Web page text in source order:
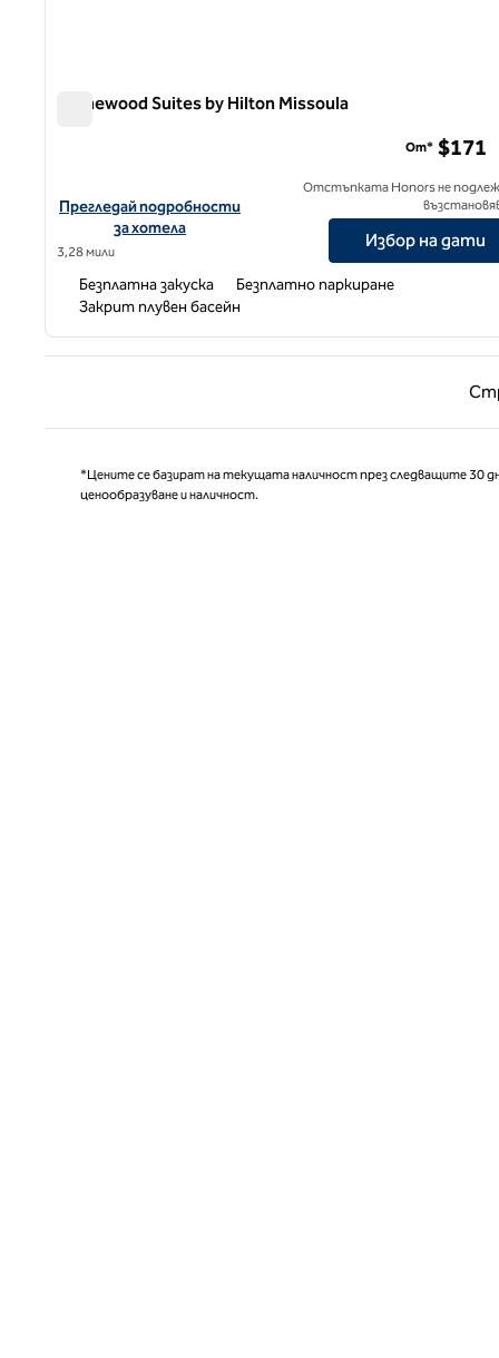
Homewood Suites by Hilton Missoula
Вижте подробности за хотела за Homewood Suites by Hilton
Прегледай подробности
за хотела
3,28 мили
От* $171
Отстъпката Honors не
Избор на дати
Безплатна закуска
Безплатно паркиране
Закрит плувен басейн
*Цените се базират на текущата наличност през следващите 30
ценообразуване и наличност.